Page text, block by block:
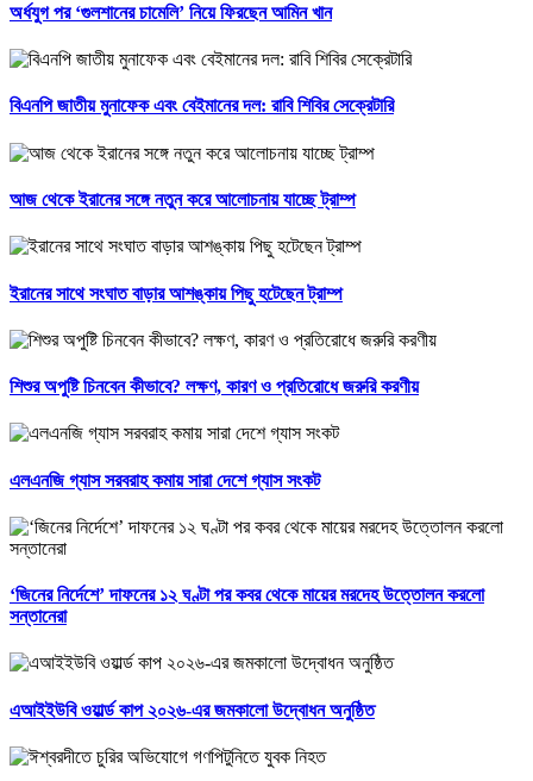
অর্ধযুগ পর ‘গুলশানের চামেলি’ নিয়ে ফিরছেন আমিন খান
বিএনপি জাতীয় মুনাফেক এবং বেইমানের দল: রাবি শিবির সেক্রেটারি
আজ থেকে ইরানের সঙ্গে নতুন করে আলোচনায় যাচ্ছে ট্রাম্প
ইরানের সাথে সংঘাত বাড়ার আশঙ্কায় পিছু হটেছেন ট্রাম্প
শিশুর অপুষ্টি চিনবেন কীভাবে? লক্ষণ, কারণ ও প্রতিরোধে জরুরি করণীয়
এলএনজি গ্যাস সরবরাহ কমায় সারা দেশে গ্যাস সংকট
‘জিনের নির্দেশে’ দাফনের ১২ ঘণ্টা পর কবর থেকে মায়ের মরদেহ উত্তোলন করলো
সন্তানেরা
এআইইউবি ওয়ার্ল্ড কাপ ২০২৬-এর জমকালো উদ্বোধন অনুষ্ঠিত